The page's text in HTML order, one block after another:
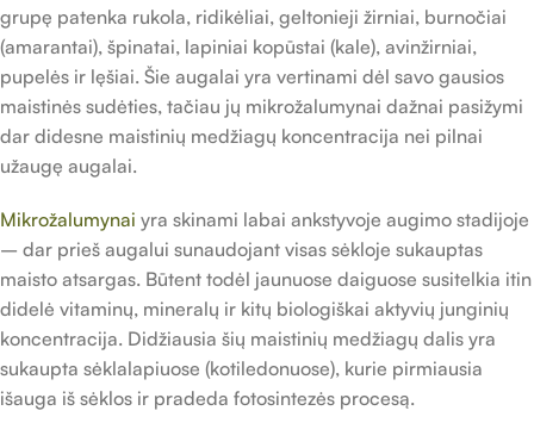
grupę patenka rukola, ridikėliai, geltonieji žirniai, burnočiai
(amarantai), špinatai, lapiniai kopūstai (kale), avinžirniai,
pupelės ir lęšiai. Šie augalai yra vertinami dėl savo gausios
maistinės sudėties, tačiau jų mikrožalumynai dažnai pasižymi
dar didesne maistinių medžiagų koncentracija nei pilnai
užaugę augalai.
Mikrožalumynai yra skinami labai ankstyvoje augimo stadijoje
– dar prieš augalui sunaudojant visas sėkloje sukauptas
maisto atsargas. Būtent todėl jaunuose daiguose susitelkia itin
didelė vitaminų, mineralų ir kitų biologiškai aktyvių junginių
koncentracija. Didžiausia šių maistinių medžiagų dalis yra
sukaupta sėklalapiuose (kotiledonuose), kurie pirmiausia
išauga iš sėklos ir pradeda fotosintezės procesą.